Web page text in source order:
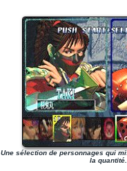
Une sélection de personnages qui
la quantité.